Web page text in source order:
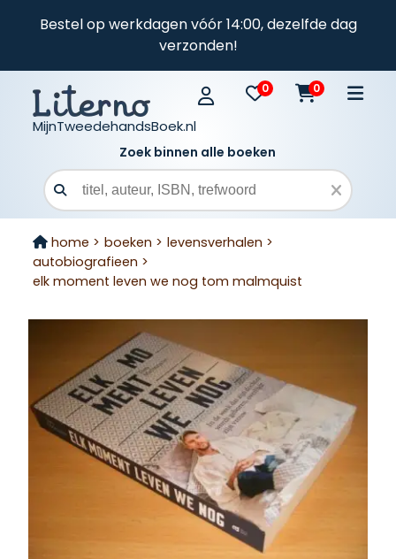
Bestel op werkdagen vóór 14:00, dezelfde dag
verzonden!
MijnTweedehandsBoek.nl
0 0
Zoek binnen alle boeken
Zoekveld
home > boeken > levensverhalen >
autobiografieen >
elk moment leven we nog tom malmquist